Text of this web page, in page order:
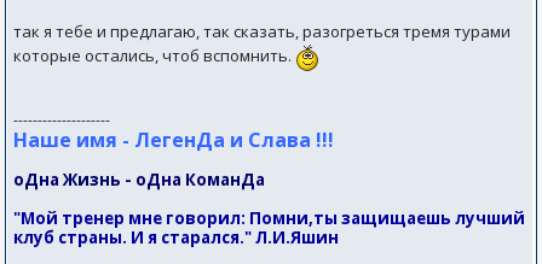
так я тебе и предлагаю, так сказать, разогреться тремя турами
которые остались, чтоб вспомнить.
--------------------
Наше имя - ЛегенДа и Слава !!!
оДна Жизнь - оДна КоманДа
"Мой тренер мне говорил: Помни,ты защищаешь лучший
клуб страны. И я старался." Л.И.Яшин